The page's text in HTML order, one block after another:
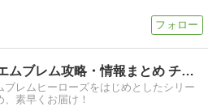
ファイアーエムブレム攻略・情報まとめ チキ速
ブレムヒーローズをはじめとしたシリー
、素早くお届け！